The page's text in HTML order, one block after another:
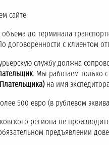
сайте.
объема до терминала
с клиентом
службу должна
. Мы работаем только
на имя
500 евро (в рублевом
региона не
предъявлении